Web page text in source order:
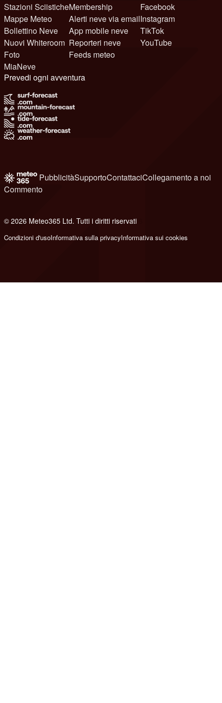
Stazioni Sciistiche
Mappe Meteo
Bollettino Neve
Nuovi Whiteroom
Foto
MiaNeve
Membership
Alerti neve via email
App mobile neve
Reporteri neve
Feeds meteo
Facebook
Instagram
TikTok
YouTube
Prevedi ogni avventura
PubblicitàSupportoContattaciCollegamento a noi
Commento
© 2026 Meteo365 Ltd. Tutti i diritti riservati
Condizioni d'usoInformativa sulla privacyInformativa sui cookies